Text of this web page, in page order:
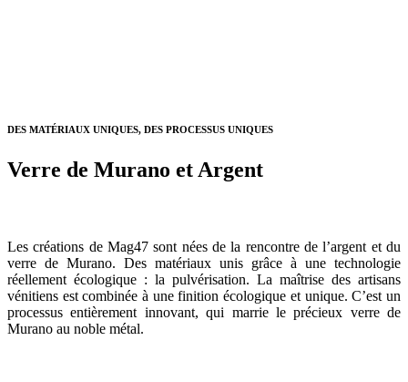
DES MATÉRIAUX UNIQUES, DES PROCESSUS UNIQUES
Verre de Murano et Argent
Les créations de Mag47 sont nées de la rencontre de l’argent et du
verre de Murano. Des matériaux unis grâce à une technologie
réellement écologique : la pulvérisation. La maîtrise des artisans
vénitiens est combinée à une finition écologique et unique. C’est un
processus entièrement innovant, qui marrie le précieux verre de
Murano au noble métal.